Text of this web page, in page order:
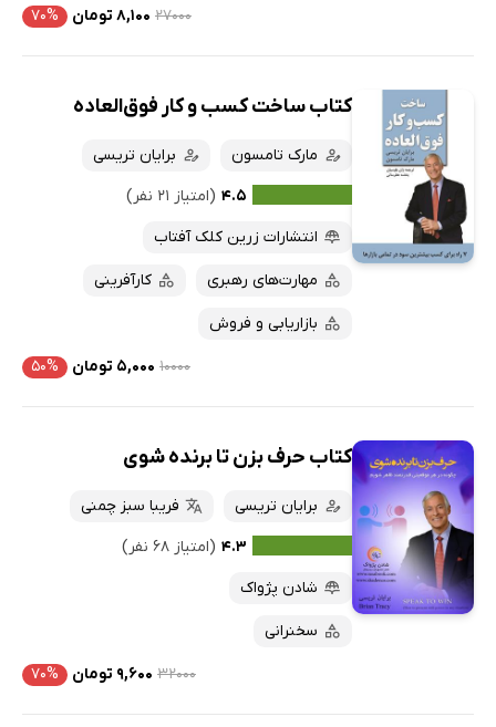
۲۷۰۰۰ ۸,۱۰۰ تومان ۷۰%
کتاب ساخت کسب و کار فوق‌العاده
مارک تامسون
برایان تریسی
۴.۵ (امتیاز ۲۱ نفر)
انتشارات زرین کلک آفتاب
مهارت‌های رهبری کارآفرینی
بازاریابی و فروش
۱۰۰۰۰ ۵,۰۰۰ تومان ۵۰%
کتاب حرف بزن تا برنده شوی
برایان تریسی
فریبا سبز چمنی
۴.۳ (امتیاز ۶۸ نفر)
شادن پژواک
سخنرانی
۳۲۰۰۰ ۹,۶۰۰ تومان ۷۰%